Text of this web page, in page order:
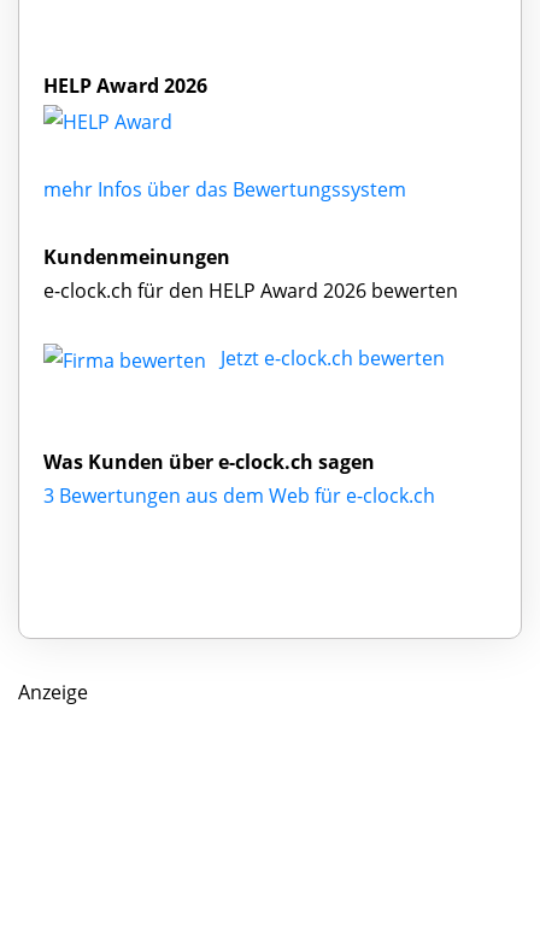
HELP Award 2026
mehr Infos über das Bewertungssystem
Kundenmeinungen
e-clock.ch für den HELP Award 2026 bewerten
Jetzt e-clock.ch bewerten
Was Kunden über e-clock.ch sagen
3 Bewertungen aus dem Web für e-clock.ch
Anzeige